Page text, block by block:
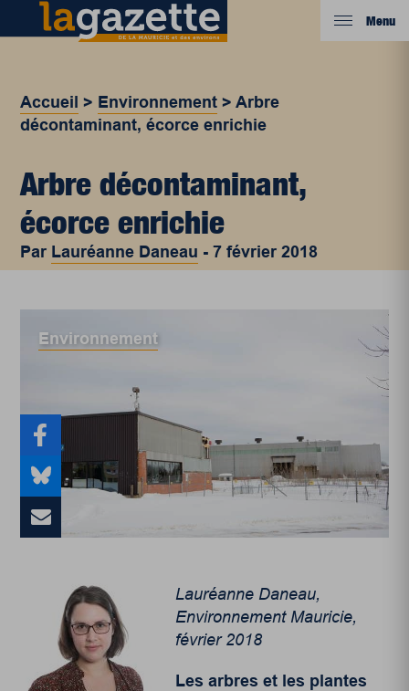
Menu
Accueil > Environnement >Arbre
décontaminant, écorce enrichie
Arbre décontaminant,
écorce enrichie
Par Lauréanne Daneau -7 février 2018
Environnement
Lauréanne Daneau,
Environnement Mauricie,
février 2018
Les arbres et les plantes